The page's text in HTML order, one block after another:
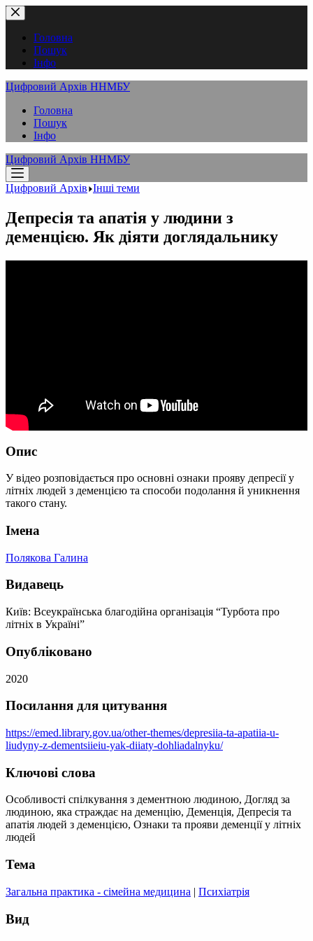
Перейти
до
вмістуГоловна
Пошук
Інфо
Цифровий Архів ННМБУ
Головна
Пошук
Інфо
Цифровий Архів ННМБУ
Цифровий Архів Інші теми
Депресія та апатія у людини з
деменцією. Як діяти доглядальнику
Опис
У відео розповідається про основні ознаки прояву депресії у
літніх людей з деменцією та способи подолання й уникнення
такого стану.
Імена
Полякова Галина
Видавець
Київ: Всеукраїнська благодійна організація “Турбота про
літніх в Україні”
Опубліковано
2020
Посилання для цитування
https://emed.library.gov.ua/other-themes/depresiia-ta-apatiia-u-
liudyny-z-dementsiieiu-yak-diiaty-dohliadalnyku/
Ключові слова
Особливості спілкування з дементною людиною, Догляд за
людиною, яка страждає на деменцію, Деменція, Депресія та
апатія людей з деменцією, Ознаки та прояви деменції у літніх
людей
Тема
Загальна практика - сімейна медицина | Психіатрія
Вид